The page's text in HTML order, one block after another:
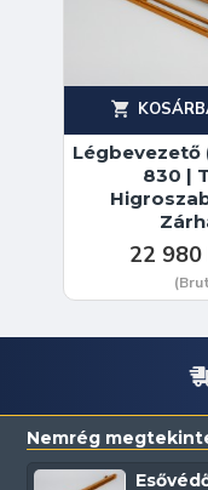
Légbevezető
830 |
22
Nemrég